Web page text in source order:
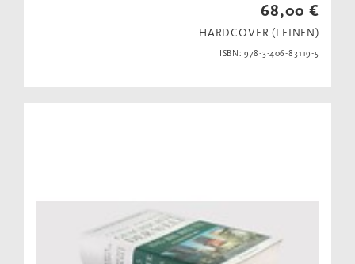
68,00 €
HARDCOVER (LEINEN)
ISBN: 978-3-406-83119-5